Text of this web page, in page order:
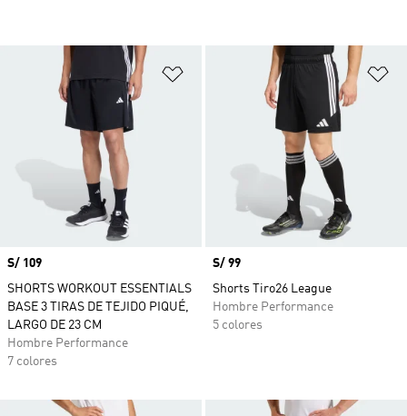
Añadir a la lista de deseos
Precio
S/ 109
SHORTS WORKOUT ESSENTIALS
BASE 3 TIRAS DE TEJIDO PIQUÉ,
LARGO DE 23 CM
Hombre Performance
7 colores
Precio
S/ 99
Shorts Tiro26 League
Hombre Performance
5 colores